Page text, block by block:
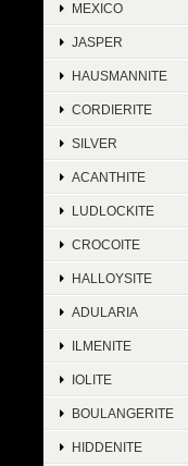
MEXICO
JASPER
HAUSMANNITE
CORDIERITE
SILVER
ACANTHITE
LUDLOCKITE
CROCOITE
HALLOYSITE
ADULARIA
ILMENITE
IOLITE
BOULANGERITE
HIDDENITE